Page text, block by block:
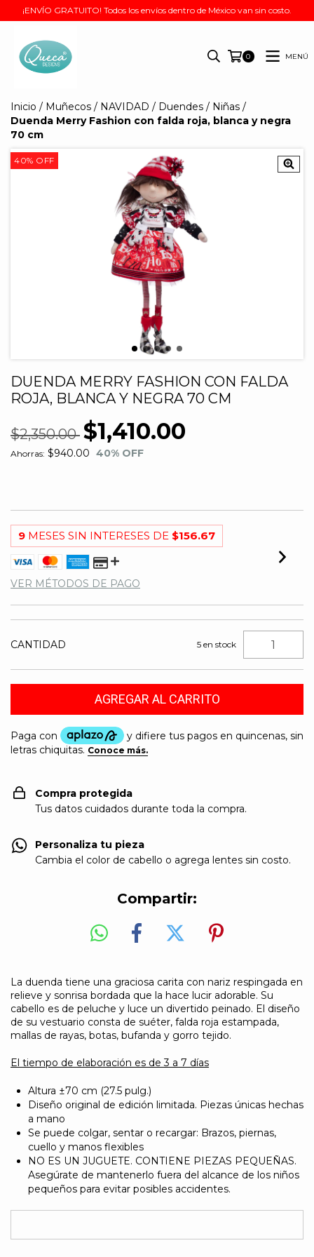
¡ENVÍO GRATUITO! Todos los envíos dentro de México van sin costo.
0 MENÚ
Inicio / Muñecos / NAVIDAD / Duendes / Niñas /
Duenda Merry Fashion con falda roja, blanca y negra
70 cm
40% OFF
DUENDA MERRY FASHION CON FALDA
ROJA, BLANCA Y NEGRA 70 CM
$2,350.00 $1,410.00
Ahorras: $940.00 40% OFF
9 MESES SIN INTERESES DE $156.67
VER MÉTODOS DE PAGO
CANTIDAD 5 en stock
Compra protegida
Tus datos cuidados durante toda la compra.
Personaliza tu pieza
Cambia el color de cabello o agrega lentes sin costo.
Compartir:
La duenda tiene una graciosa carita con nariz respingada en
relieve y sonrisa bordada que la hace lucir adorable. Su
cabello es de peluche y luce un divertido peinado. El diseño
de su vestuario consta de suéter, falda roja estampada,
mallas de rayas, botas, bufanda y gorro tejido.
El tiempo de elaboración es de 3 a 7 días
Altura ±70 cm (27.5 pulg.)
Diseño original de edición limitada. Piezas únicas hechas
a mano
Se puede colgar, sentar o recargar: Brazos, piernas,
cuello y manos flexibles
NO ES UN JUGUETE. CONTIENE PIEZAS PEQUEÑAS.
Asegúrate de mantenerlo fuera del alcance de los niños
pequeños para evitar posibles accidentes.